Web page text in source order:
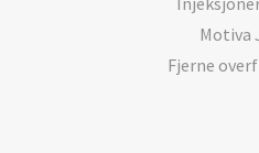
Motiva
Fjerne